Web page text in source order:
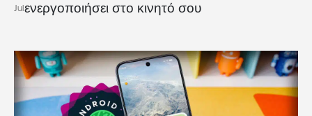
Julενεργοποιήσει στο κινητό σου